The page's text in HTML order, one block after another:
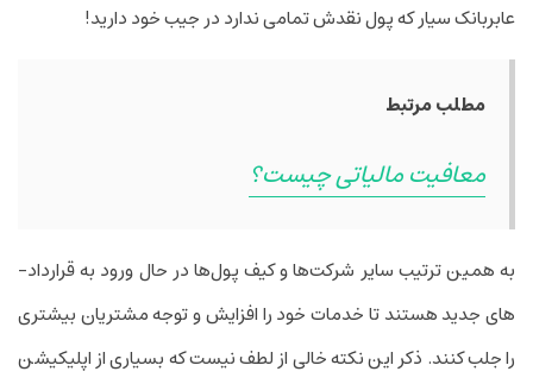
عابربانک سیار که پول نقدش تمامی ندارد در جیب خود دارید!
مطلب مرتبط
معافیت مالیاتی چیست؟
به همین ترتیب سایر شرکت­‌ها و کیف پول‌ها در حال ورود به قرارداد­
های جدید هستند تا خدمات خود را افزایش و توجه مشتریان بیشتری
را جلب کنند. ذکر این نکته خالی از لطف نیست که بسیاری از اپلیکیشن­‌